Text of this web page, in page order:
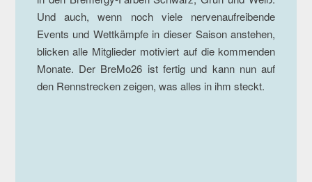
Und auch, wenn noch viele nervenaufreibende
Events und Wettkämpfe in dieser Saison anstehen,
blicken alle Mitglieder motiviert auf die kommenden
Monate. Der BreMo26 ist fertig und kann nun auf
den Rennstrecken zeigen, was alles in ihm steckt.